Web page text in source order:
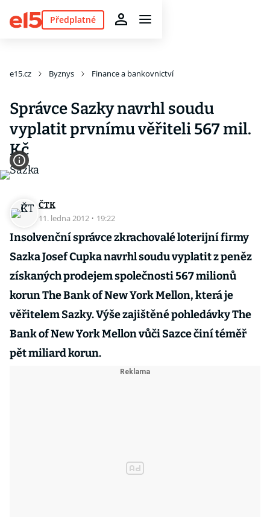
Předplatné
e15.cz Byznys Finance a bankovnictví
Správce Sazky navrhl soudu
vyplatit prvnímu věřiteli 567 mil.
Kč
ČTK
11. ledna 2012 · 19:22
Insolvenční správce zkrachovalé loterijní firmy
Sazka Josef Cupka navrhl soudu vyplatit z peněz
získaných prodejem společnosti 567 milionů
korun The Bank of New York Mellon, která je
věřitelem Sazky. Výše zajištěné pohledávky The
Bank of New York Mellon vůči Sazce činí téměř
pět miliard korun.